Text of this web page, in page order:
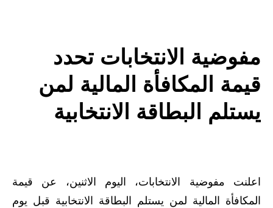
الاخبار الاقتصادية
الاخبار الرياضية
المدارس
المرحلة الابتدائية
مفوضية الانتخابات تحدد
قيمة المكافأة المالية لمن
يستلم البطاقة الانتخابية
اعلنت مفوضية الانتخابات، اليوم الاثنين، عن قيمة
المكافأة المالية لمن يستلم البطاقة الانتخابية قبل يوم